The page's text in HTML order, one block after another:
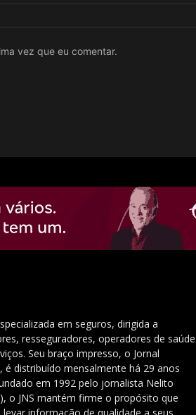
vez que eu comentar.
em seguros, dirigida a
resseguradores, operadores de saúde
Seu braço impresso, o Jornal
é distribuído mensalmente há 29 anos
em 1992 pelo jornalista Nelito
o JNS mantém firme o propósito que
informação de qualidade a seus